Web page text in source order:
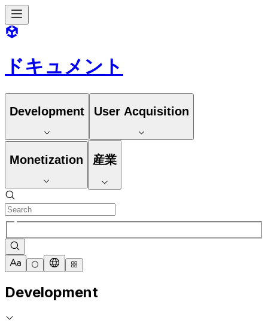
ドキュメント
Development User Acquisition
Monetization 産業
Development